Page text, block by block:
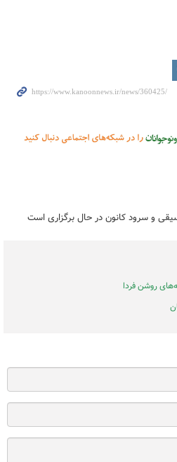
و سرود کانون در حال برگزاری است
روشن فردا